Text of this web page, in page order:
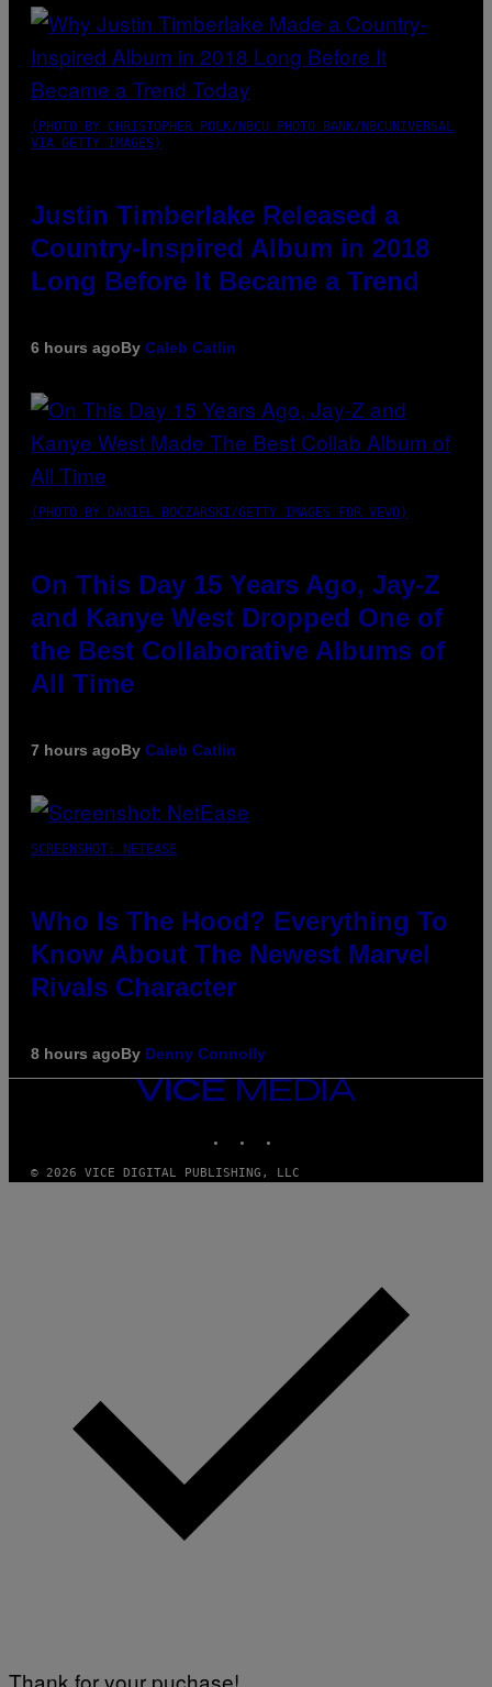
(PHOTO BY CHRISTOPHER POLK/NBCU PHOTO BANK/NBCUNIVERSAL
VIA GETTY IMAGES)
Justin Timberlake Released a
Country-Inspired Album in 2018
Long Before It Became a Trend
6 hours agoBy Caleb Catlin
(PHOTO BY DANIEL BOCZARSKI/GETTY IMAGES FOR VEVO)
On This Day 15 Years Ago, Jay-Z
and Kanye West Dropped One of
the Best Collaborative Albums of
All Time
7 hours agoBy Caleb Catlin
SCREENSHOT: NETEASE
Who Is The Hood? Everything To
Know About The Newest Marvel
Rivals Character
8 hours agoBy Denny Connolly
VICE
MEDIA
© 2026 VICE DIGITAL PUBLISHING, LLC
Thank for your puchase!